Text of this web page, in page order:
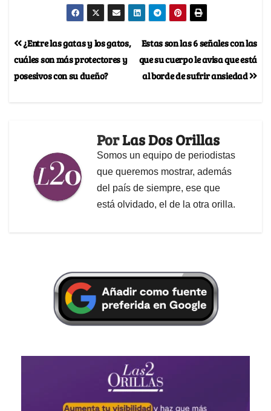
Estas son las 6 señales con las
que su cuerpo le avisa que está
al borde de sufrir ansiedad
¿Entre las gatas y los gatos,
cuáles son más protectores y
posesivos con su dueño?
PorLas Dos Orillas
Somos un equipo de periodistas
que queremos mostrar, además
del país de siempre, ese que
está olvidado, el de la otra orilla.